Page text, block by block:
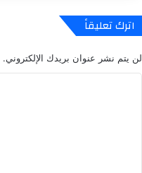
اترك تعليقاً
لن يتم نشر عنوان بريدك الإلكتروني.